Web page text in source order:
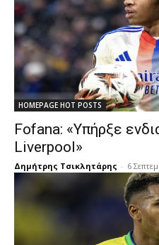
HOMEPAGE HOT POSTS
Fofana: «Υπήρξε
Liverpool»
Δημήτρης Τσικλητάρης - 6